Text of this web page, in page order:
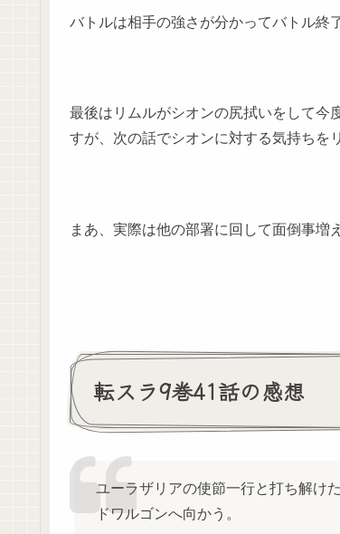
バトルは相手の強さが分かってバトル
最後はリムルがシオンの尻拭いをして今
すが、次の話でシオンに対する気持ちを
まあ、実際は他の部署に回して面倒事増
転スラ9巻41話の感想
ユーラザリアの使節一行と打ち解け
ドワルゴンへ向かう。